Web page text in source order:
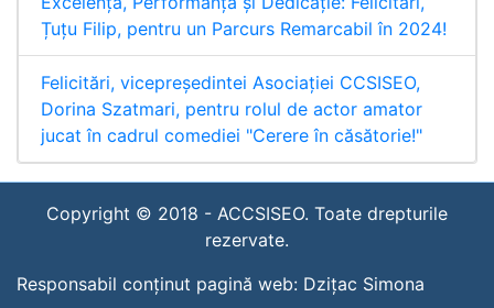
Țuțu Filip, pentru un Parcurs Remarcabil în 2024!
Felicitări, vicepreședintei Asociației CCSISEO,
Dorina Szatmari, pentru rolul de actor amator
jucat în cadrul comediei "Cerere în căsătorie!"
Copyright © 2018 - ACCSISEO. Toate drepturile
rezervate.
Responsabil conținut pagină web: Dzițac Simona